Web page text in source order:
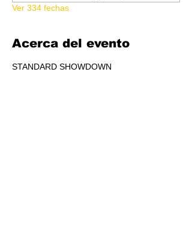
Ver 334 fechas
Acerca del evento
STANDARD SHOWDOWN